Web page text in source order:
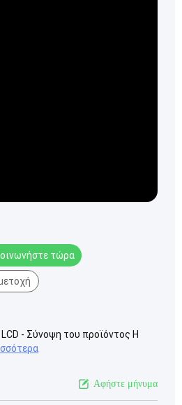
τώρα
- Σύνοψη του προϊόντος Η
Αφήστε μήνυμα